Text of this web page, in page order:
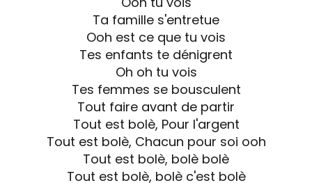
Ta famille s'entretue
Ooh est ce que tu vois
Tes enfants te dénigrent
Oh oh tu vois
Tes femmes se bousculent
Tout faire avant de partir
Tout est bolè, Pour l'argent
Tout est bolè, Chacun pour soi ooh
Tout est bolè, bolè bolè
Tout est bolè, bolè c'est bolè